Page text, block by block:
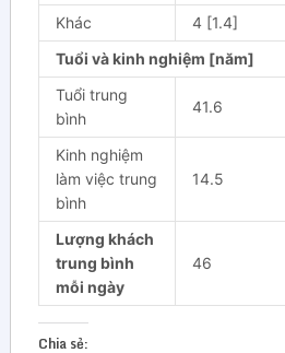
Khác 4 [1.4]
Tuổi và kinh nghiệm [năm]
Tuổi trung
bình
41.6
Kinh nghiệm
làm việc trung
bình
14.5
Lượng khách
trung bình
mỗi ngày
46
Chia sẻ: